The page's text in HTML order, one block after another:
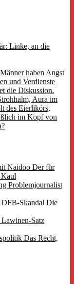
Linke, an die
haben Angst
und Verdienste
die Diskussion.
Aura im
des Eierlikörs,
im Kopf von
Naidoo Der für
Kaul
Problemjournalist
DFB-Skandal Die
Satz
Das Recht,